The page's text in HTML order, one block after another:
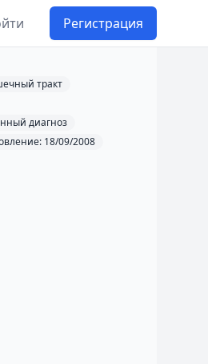
Регистрация
тракт
диагноз
18/09/2008